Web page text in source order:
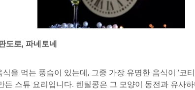
도로, 파네토네
을 먹는 풍습이 있는데, 그중 가장 유명한 음식이 ‘코
스튜 요리입니다. 렌틸콩은 그 모양이 동전과 유사